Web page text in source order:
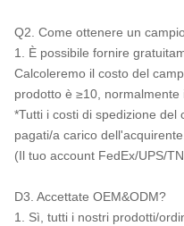
Q2. Come ottenere un
1. È possibile fornire
Calcoleremo il costo del
prodotto è ≥10,
*Tutti i costi di spedizione del
pagati/a carico
(Il tuo account FedEx/UPS/
D3. Accettate OEM&ODM?
1. Sì, tutti i nostri prodotti/